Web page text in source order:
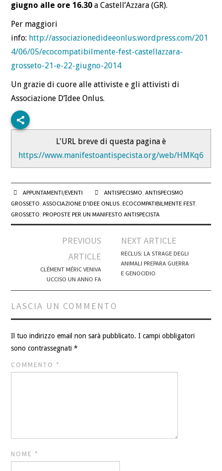
giugno alle ore 16.30 a Castell’Azzara (GR).
Per maggiori
info: http://associazionedideeonlus.wordpress.com/201
4/06/05/ecocompatibilmente-fest-castellazzara-
grosseto-21-e-22-giugno-2014
Un grazie di cuore alle attiviste e gli attivisti di
Associazione D’Idee Onlus.
L'URL breve di questa pagina è
https://www.manifestoantispecista.org/web/HMKq6
APPUNTAMENTI/EVENTI ANTISPECISMO, ANTISPECISMO
GROSSETO,ASSOCIAZIONE D'IDEE ONLUS,ECOCOMPATIBILMENTE FEST,
GROSSETO,PROPOSTE PER UN MANIFESTO ANTISPECISTA
PREVIOUS
ARTICLE
CLÉMENT MÉRIC VENIVA
UCCISO UN ANNO FA
NEXT ARTICLE
RECLUS: LA STRAGE DEGLI
ANIMALI PREPARA GUERRA
E GENOCIDIO
LASCIA UN COMMENTO
Il tuo indirizzo email non sarà pubblicato. I campi obbligatori
sono contrassegnati*
COMMENTO *
NOME *